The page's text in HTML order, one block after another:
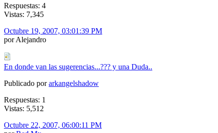
Respuestas: 4
Vistas: 7,345
Octubre 19, 2007, 03:01:39 PM
por Alejandro
En donde van las sugerencias...??? y una Duda..
Publicado porarkangelshadow
Respuestas: 1
Vistas: 5,512
Octubre 22, 2007, 06:00:11 PM